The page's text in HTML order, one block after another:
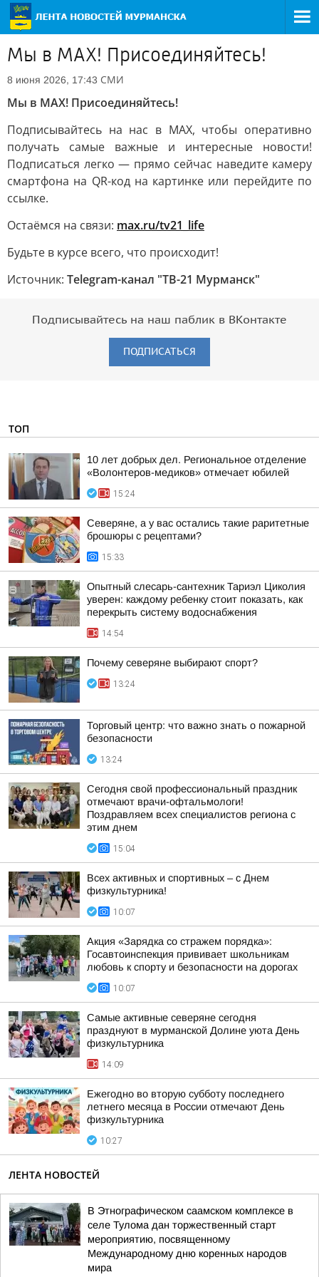
Мы в MAX! Присоединяйтесь!
8 июня 2026, 17:43 СМИ
Мы в MAX! Присоединяйтесь!
Подписывайтесь на нас в MAX, чтобы оперативно
получать самые важные и интересные новости!
Подписаться легко — прямо сейчас наведите камеру
смартфона на QR-код на картинке или перейдите по
ссылке.
Остаёмся на связи: max.ru/tv21_life
Будьте в курсе всего, что происходит!
Источник: Telegram-канал "ТВ-21 Мурманск"
Подписывайтесь на наш паблик в ВКонтакте
ПОДПИСАТЬСЯ
ТОП
10 лет добрых дел. Региональное отделение
«Волонтеров-медиков» отмечает юбилей
15:24
Северяне, а у вас остались такие раритетные
брошюры с рецептами?
15:33
Опытный слесарь-сантехник Тариэл Циколия
уверен: каждому ребенку стоит показать, как
перекрыть систему водоснабжения
14:54
Почему северяне выбирают спорт?
13:24
Торговый центр: что важно знать о пожарной
безопасности
13:24
Сегодня свой профессиональный праздник
отмечают врачи-офтальмологи!
Поздравляем всех специалистов региона с
этим днем
15:04
Всех активных и спортивных – с Днем
физкультурника!
10:07
Акция «Зарядка со стражем порядка»:
Госавтоинспекция прививает школьникам
любовь к спорту и безопасности на дорогах
10:07
Самые активные северяне сегодня
празднуют в мурманской Долине уюта День
физкультурника
14:09
Ежегодно во вторую субботу последнего
летнего месяца в России отмечают День
физкультурника
10:27
ЛЕНТА НОВОСТЕЙ
В Этнографическом саамском комплексе в
селе Тулома дан торжественный старт
мероприятию, посвященному
Международному дню коренных народов
мира